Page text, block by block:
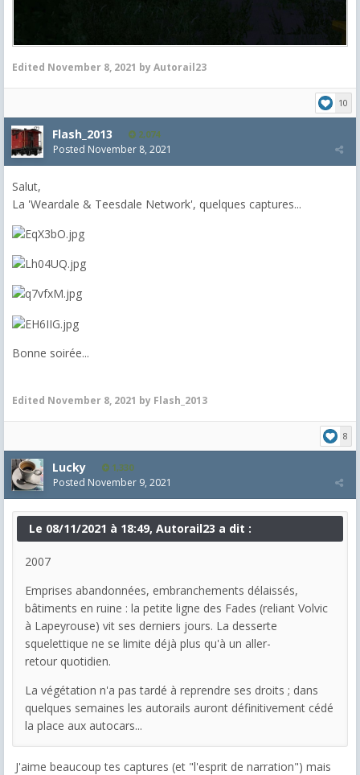
Edited November 8, 2021 by Autorail23
10
Flash_2013 2,074
Posted November 8, 2021
Salut,
La 'Weardale & Teesdale Network', quelques captures...
Bonne soirée...
Edited November 8, 2021 by Flash_2013
8
Lucky 1,330
Posted November 9, 2021
Le 08/11/2021 à 18:49, Autorail23 a dit :
2007
Emprises abandonnées, embranchements délaissés,
bâtiments en ruine : la petite ligne des Fades (reliant Volvic
à Lapeyrouse) vit ses derniers jours. La desserte
squelettique ne se limite déjà plus qu'à un aller-
retour quotidien.
La végétation n'a pas tardé à reprendre ses droits ; dans
quelques semaines les autorails auront définitivement cédé
la place aux autocars...
J'aime beaucoup tes captures (et "l'esprit de narration") mais